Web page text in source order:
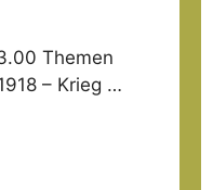
Themen
– Krieg …